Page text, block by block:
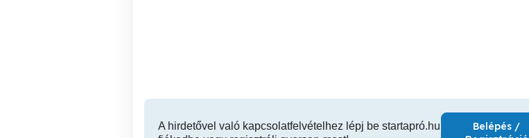
A hirdetővel való kapcsolatfelvételhez lépj be startapró.hu
Belépés /